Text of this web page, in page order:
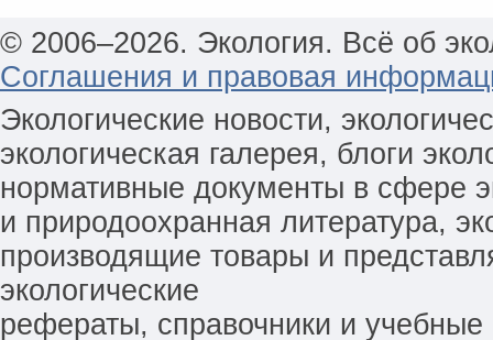
© 2006–2026. Экология. Всё об
Соглашения и правовая
Экологические новости,
экологическая галерея, блоги
нормативные документы в сфере
и природоохранная литература,
производящие товары и
экологические
рефераты, справочники и